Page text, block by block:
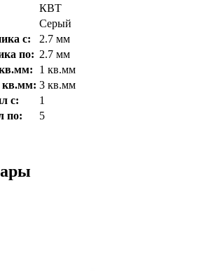
КВТ
Серый
с:
2.7 мм
по: 2.7 мм
1 кв.мм
кв.мм: 3 кв.мм
с:
1
по:
5